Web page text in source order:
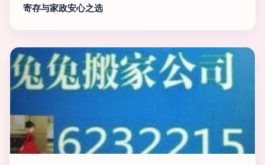
寄存与家政安心之选